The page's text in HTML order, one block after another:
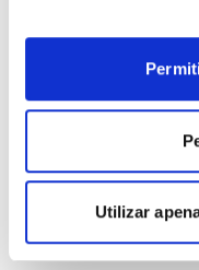
Utilizar